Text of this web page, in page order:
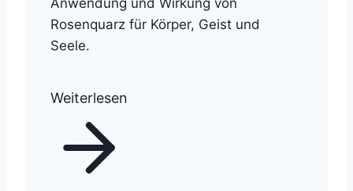
Anwendung und Wirkung von
Rosenquarz für Körper, Geist und
Seele.
Weiterlesen